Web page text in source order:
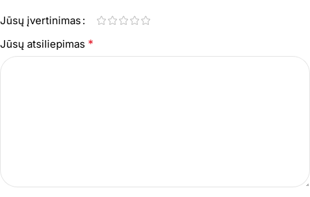
Jūsų įvertinimas
Jūsų atsiliepimas *